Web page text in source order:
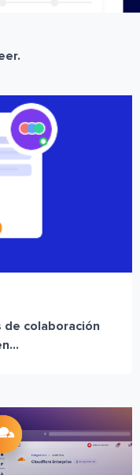
de colaboración